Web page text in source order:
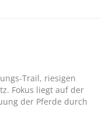
Trail, riesigen
Fokus liegt auf der
der Pferde durch